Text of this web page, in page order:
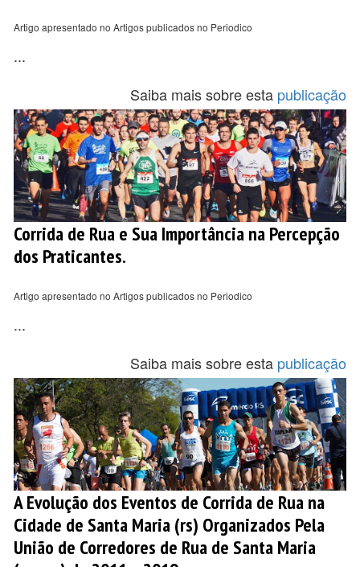
Artigo apresentado no Artigos publicados no Periodico
...
Saiba mais sobre esta publicação
Corrida de Rua e Sua Importância na Percepção
dos Praticantes.
Artigo apresentado no Artigos publicados no Periodico
...
Saiba mais sobre esta publicação
A Evolução dos Eventos de Corrida de Rua na
Cidade de Santa Maria (rs) Organizados Pela
União de Corredores de Rua de Santa Maria